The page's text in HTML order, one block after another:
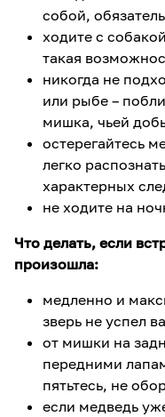
собой,
ходите с
такая
никогда не
или рыбе –
мишка, чьей
остерегайтесь
легко
характерных
не ходите на
Что делать, если
произошла:
медленно и
зверь не успел
от мишки на
передними
пятьтесь, не
если медведь